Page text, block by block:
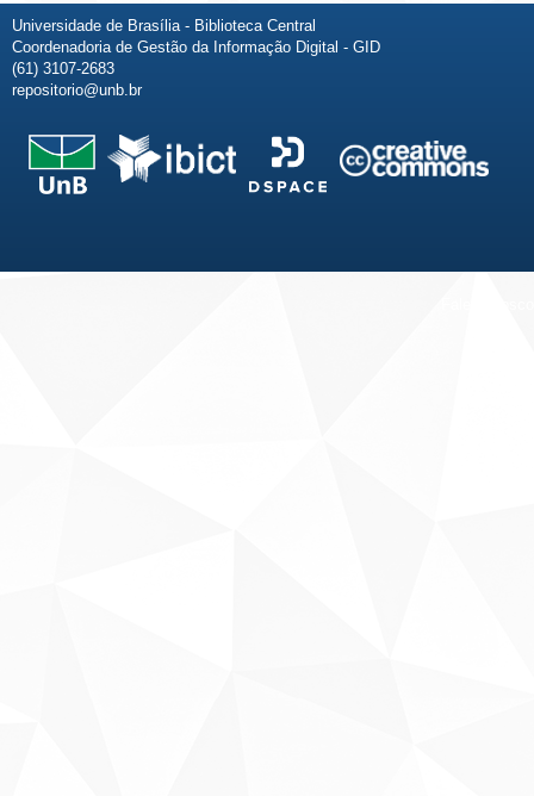
Universidade de Brasília - Biblioteca Central
Coordenadoria de Gestão da Informação Digital - GID
(61) 3107-2683
repositorio@unb.br